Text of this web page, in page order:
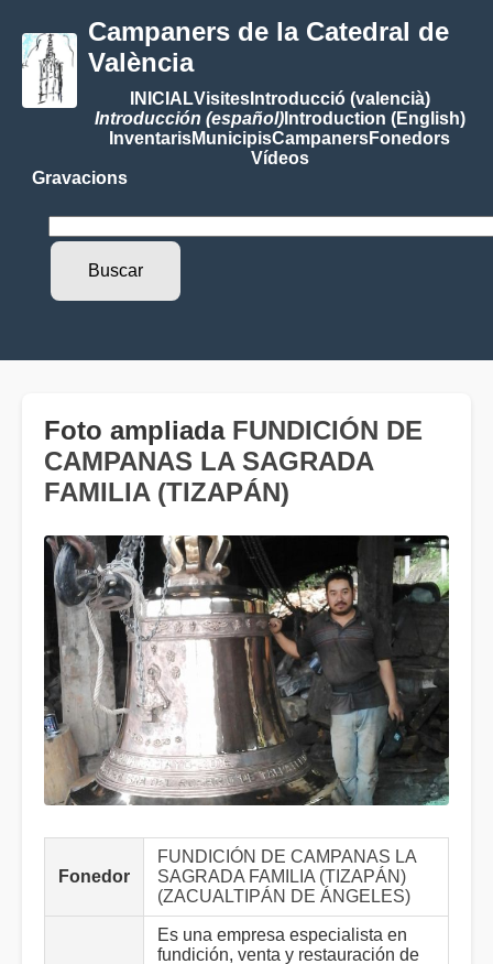
Campaners de la Catedral de
València
INICIALVisitesIntroducció (valencià)
Introducción (español)Introduction (English)
InventarisMunicipisCampanersFonedors
Vídeos
Gravacions
Foto ampliada FUNDICIÓN DE
CAMPANAS LA SAGRADA
FAMILIA (TIZAPÁN)
Fonedor
FUNDICIÓN DE CAMPANAS LA
SAGRADA FAMILIA (TIZAPÁN)
(ZACUALTIPÁN DE ÁNGELES)
Es una empresa especialista en
fundición, venta y restauración de